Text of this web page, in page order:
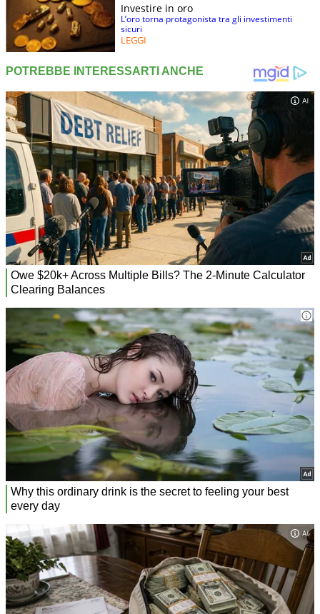
Investire in oro
L’oro torna protagonista tra gli investimenti
sicuri
LEGGI